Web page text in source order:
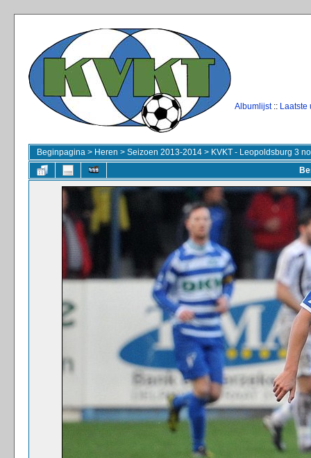
Albumlijst:: Laatste
Beginpagina > Heren > Seizoen 2013-2014 > KVKT - Leopoldsburg 3